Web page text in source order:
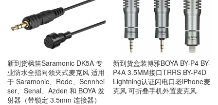
新到货枫笛Saramonic DK5A 专
业防水全指向领夹式麦克风 适用
于 Saramonic、Rode、Sennhei
ser、Senal、Azden 和 BOYA 发
射器（带锁定 3.5mm 连接器）
新到货盒装博雅BOYA BY-P4 BY-
P4A 3.5MM接口TRRS BY-P4D
Lightning认证闪电口老iPhone麦
克风 可折叠手机外置麦克风